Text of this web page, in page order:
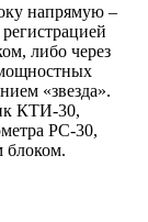
напрямую –
либо через
«звезда».
КТИ-30,
РС-30,
блоком.